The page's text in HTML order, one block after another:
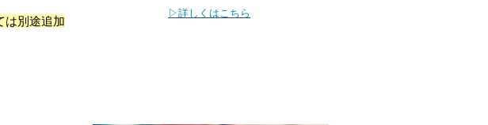
は別途追加
▷詳しくはこちら